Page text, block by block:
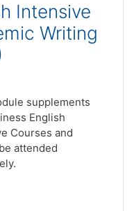
Intensive
Writing
supplements
English
Courses and
attended